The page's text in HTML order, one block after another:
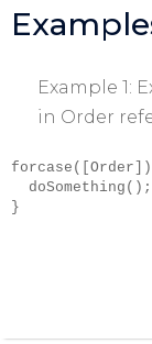
Example 1:
in Order
  doSomething();
}